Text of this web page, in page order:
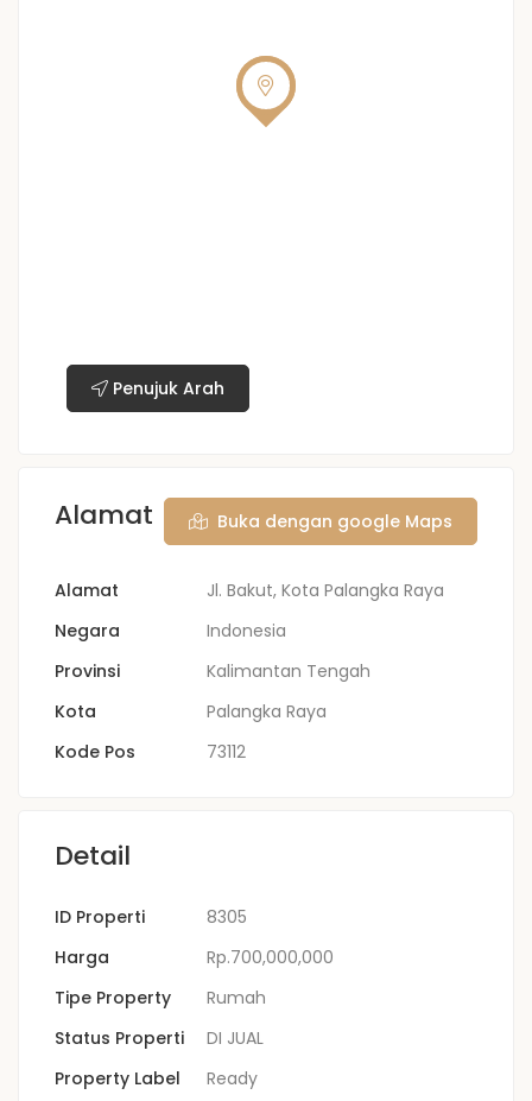
Penujuk Arah
Alamat Buka dengan google Maps
Alamat
Jl. Bakut, Kota Palangka Raya
Negara
Indonesia
Provinsi
Kalimantan Tengah
Kota
Palangka Raya
Kode Pos
73112
Detail
ID Properti
8305
Harga
Rp.700,000,000
Tipe Property
Rumah
Status Properti
DI JUAL
Property Label
Ready